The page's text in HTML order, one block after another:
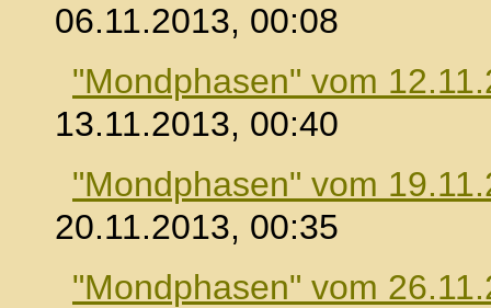
06.11.2013, 00:08
"Mondphasen" vom
13.11.2013, 00:40
"Mondphasen" vom
20.11.2013, 00:35
"Mondphasen" vom